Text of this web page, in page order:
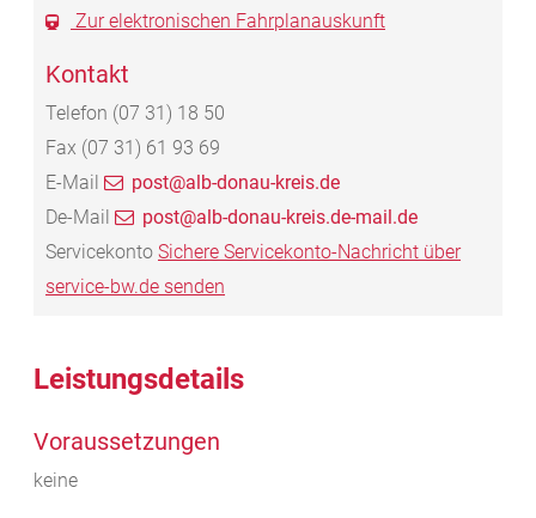
Zur elektronischen Fahrplanauskunft
Kontakt
Telefon (07 31) 18 50
Fax (07 31) 61 93 69
E-Mail
post@alb-donau-kreis.de
De-Mail
post@alb-donau-kreis.de-mail.de
Servicekonto Sichere Servicekonto-Nachricht über
service-bw.de senden
Leistungsdetails
Voraussetzungen
keine